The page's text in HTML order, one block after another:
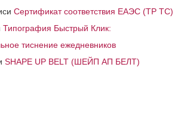
Сертификат соответствия ЕАЭС (ТР ТС)
Типография Быстрый Клик:
тиснение ежедневников
SHAPE UP BELT (ШЕЙП АП БЕЛТ)